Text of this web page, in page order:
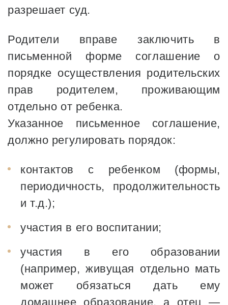
разрешает суд.
Родители вправе заключить в
письменной форме соглашение о
порядке осуществления родительских
прав родителем, проживающим
отдельно от ребенка.
Указанное письменное соглашение,
должно регулировать порядок:
контактов с ребенком (формы,
периодичность, продолжительность
и т.д.);
участия в его воспитании;
участия в его образовании
(например, живущая отдельно мать
может обязаться дать ему
домашнее образование, а отец —